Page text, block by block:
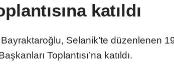
katıldı
Selanik’te düzenlenen
Toplantısı’na katıldı.